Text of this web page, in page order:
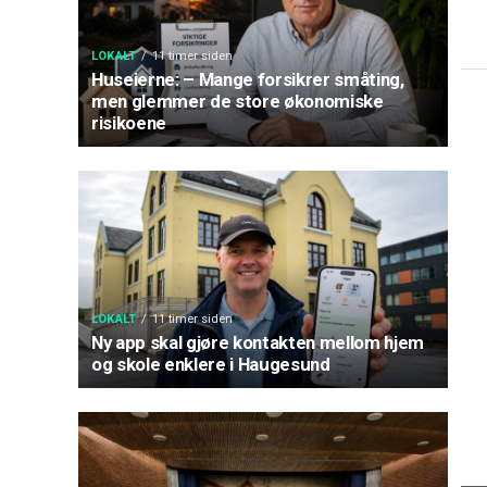
LOKALT 11 timer siden
Huseierne: – Mange forsikrer småting,
men glemmer de store økonomiske
risikoene
LOKALT 11 timer siden
Ny app skal gjøre kontakten mellom hjem
og skole enklere i Haugesund